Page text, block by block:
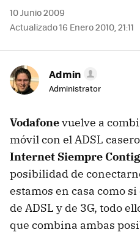
10 Junio 2009
Actualizado 16 Enero 2010, 21:11
Admin
Administrator
Vodafonevuelve a
móvil con elADSL
Internet Siempre
posibilidad de
estamos en casa como
de ADSL y de 3G, todo
que combina ambas